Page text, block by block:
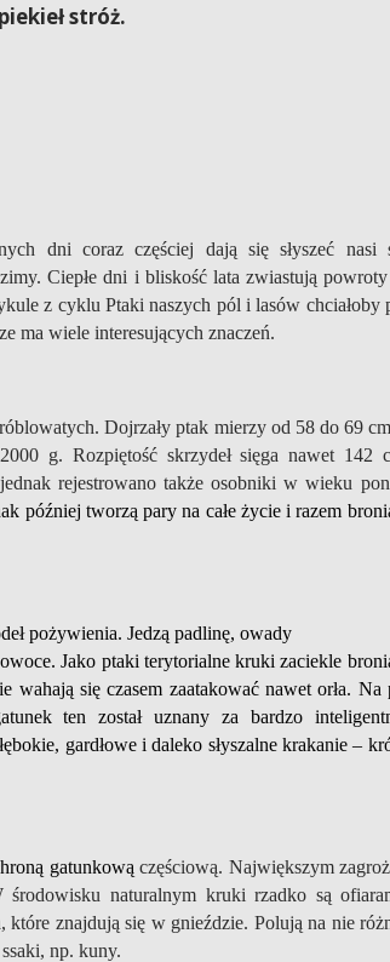
stróż.
dni coraz częściej dają się słyszeć nasi
Ciepłe dni i bliskość lata zwiastują
z cyklu Ptaki naszych pól i lasów chciałoby
ma wiele interesujących znaczeń.
Dojrzały ptak mierzy od 58 do 69 cm
g. Rozpiętość skrzydeł sięga nawet 142
rejestrowano także osobniki w wieku
później tworzą pary na całe życie i razem
pożywienia. Jedzą padlinę, owady
Jako ptaki terytorialne kruki zaciekle
się czasem zaatakować nawet orła. Na
ten został uznany za bardzo
gardłowe i daleko słyszalne krakanie –
gatunkową częściową. Największym
środowisku naturalnym kruki rzadko są
znajdują się w gnieździe. Polują na nie
np. kuny.